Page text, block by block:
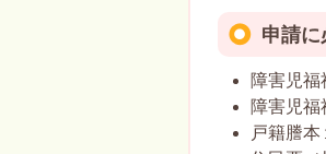
申請に
障害児福
障害児福
戸籍謄本